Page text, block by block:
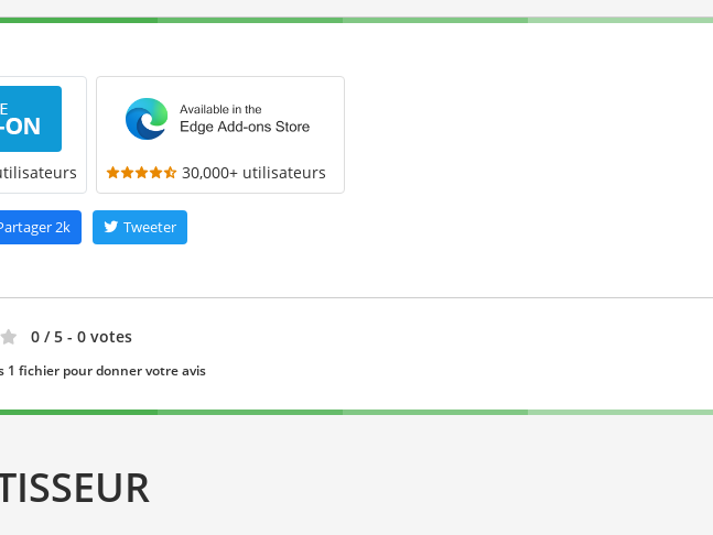
30,000+ utilisateurs
2k Tweeter
0 / 5 - 0 votes
1 fichier pour donner votre avis